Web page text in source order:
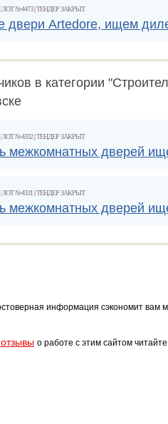
| ЛОТ №4473|ТЕНДЕР ЗАКРЫТ
двери Artedore, ищем
в категории
| ЛОТ №4332|ТЕНДЕР ЗАКРЫТ
межкомнатных дверей
| ЛОТ №4331 |ТЕНДЕР ЗАКРЫТ
межкомнатных дверей
информация сэкономит вам
о работе с этим сайтом